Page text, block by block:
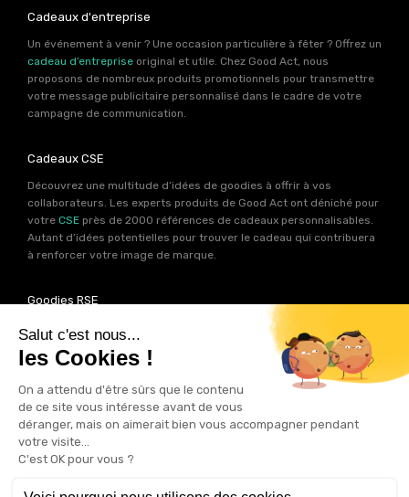
Cadeaux d'entreprise
Un événement à venir ? Une occasion particulière à fêter ? Offrez un
cadeau d’entreprise original et utile. Chez Good Act, nous
proposons de nombreux produits promotionnels pour transmettre
votre message publicitaire personnalisé dans le cadre de votre
campagne de communication.
Cadeaux CSE
Découvrez une multitude d’idées de goodies à offrir à vos
collaborateurs. Les experts produits de Good Act ont déniché pour
votre CSE près de 2000 références de cadeaux personnalisables.
Autant d’idées potentielles pour trouver le cadeau qui contribuera
à renforcer votre image de marque.
Goodies RSE
Vous souhaitez communiquer en accord avec vos valeurs ? Ca
tombe bien ! Un grand nombre de produits présents sur Good Act
sont fabriqués en France et en Europe.
Notre sélection RSEvous
permet de trouver un goodies parfait pour votre campagne de
communication. Des produits fabriqués avec amour dans de
bonnes conditions et un impact limité sur la planête.